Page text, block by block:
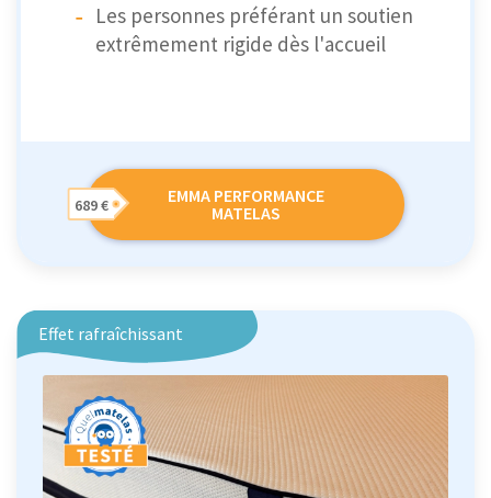
Les personnes préférant un soutien
extrêmement rigide dès l'accueil
EMMA PERFORMANCE
MATELAS
689 €
Effet rafraîchissant